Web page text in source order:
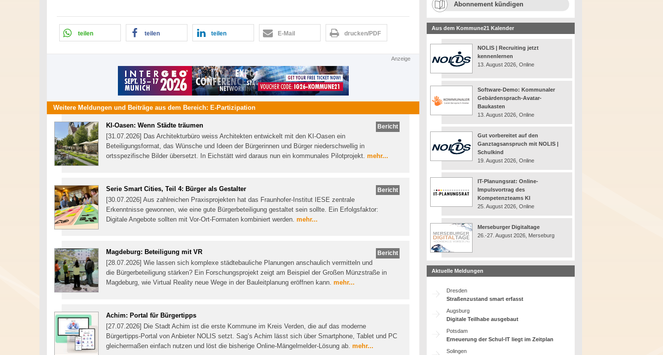
teilen teilen teilen E-Mail drucken/PDF
Anzeige
Weitere Meldungen und Beiträge aus dem Bereich: E-Partizipation
Bericht
KI-Oasen: Wenn Städte träumen
[31.07.2026] Das Architekturbüro weiss Architekten entwickelt mit den KI-Oasen ein
Beteiligungsformat, das Wünsche und Ideen der Bürgerinnen und Bürger niederschwellig in
ortsspezifische Bilder übersetzt. In Eichstätt wird daraus nun ein kommunales Pilotprojekt. mehr...
Bericht
Serie Smart Cities, Teil 4: Bürger als Gestalter
[30.07.2026] Aus zahlreichen Praxisprojekten hat das Fraunhofer-Institut IESE zentrale
Erkenntnisse gewonnen, wie eine gute Bürgerbeteiligung gestaltet sein sollte. Ein Erfolgsfaktor:
Digitale Angebote sollten mit Vor-Ort-Formaten kombiniert werden. mehr...
Bericht
Magdeburg: Beteiligung mit VR
[28.07.2026] Wie lassen sich komplexe städtebauliche Planungen anschaulich vermitteln und
die Bürgerbeteiligung stärken? Ein Forschungsprojekt zeigt am Beispiel der Großen Münzstraße in
Magdeburg, wie Virtual Reality neue Wege in der Bauleitplanung eröffnen kann. mehr...
Achim: Portal für Bürgertipps
[27.07.2026] Die Stadt Achim ist die erste Kommune im Kreis Verden, die auf das moderne
Bürgertipps-Portal von Anbieter NOLIS setzt. Sag’s Achim lässt sich über Smartphone, Tablet und PC
gleichermaßen einfach nutzen und löst die bisherige Online-Mängelmelder-Lösung ab. mehr...
Abonnement kündigen
Aus dem Kommune21 Kalender
NOLIS | Recruiting jetzt
kennenlernen
13. August 2026, Online
Software-Demo: Kommunaler
Gebärdensprach-Avatar-
Baukasten
13. August 2026, Online
Gut vorbereitet auf den
Ganztagsanspruch mit NOLIS |
Schulkind
19. August 2026, Online
IT-Planungsrat: Online-
Impulsvortrag des
Kompetenzteams KI
25. August 2026, Online
Merseburger Digitaltage
26.-27. August 2026, Merseburg
Aktuelle Meldungen
Dresden
Straßenzustand smart erfasst
Augsburg
Digitale Teilhabe ausgebaut
Potsdam
Erneuerung der Schul-IT liegt im Zeitplan
Solingen